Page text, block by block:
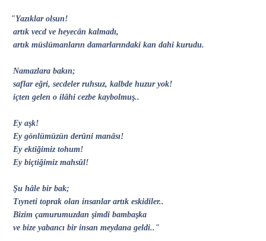
"Yazıklar olsun!
artık vecd ve heyecân kalmadı,
artık müslümanların damarlarındaki kan dahi kurudu.
Namazlara bakın;
saflar eğri, secdeler ruhsuz, kalbde huzur yok!
içten gelen o ilâhi cezbe kaybolmuş..
Ey aşk!
Ey gönlümüzün derûni manâsı!
Ey ektiğimiz tohum!
Ey biçtiğimiz mahsûl!
Şu hâle bir bak;
Tıyneti toprak olan insanlar artık eskidiler..
Bizim çamurumuzdan şimdi bambaşka
ve bize yabancı bir insan meydana geldi.."